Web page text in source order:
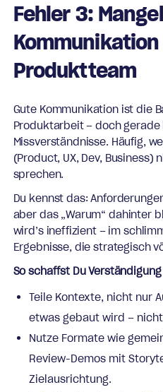
Fehler 3:
Produktteam
Gute Kommunikation ist die
Produktarbeit – doch
Missverständnisse. Häufig,
(Product, UX, Dev,
sprechen.
Du kennst das:
aber das „Warum“ dahinter
wird’s ineffizient – im
Ergebnisse, die strategisch
So schaffst Du
Teile Kontexte, nicht nur
etwas gebaut wird –
Nutze Formate wie
Review-Demos mit
Zielausrichtung.